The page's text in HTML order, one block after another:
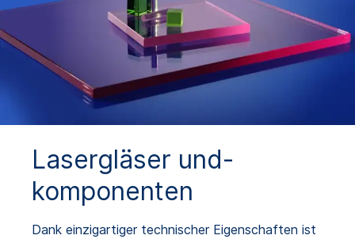
Technische Daten
Produktvarianten
Downloads
Lasergläser und-
komponenten
Dank einzigartiger technischer Eigenschaften ist